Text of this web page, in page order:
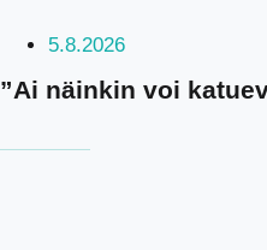
5.8.2026
”Ai näinkin voi